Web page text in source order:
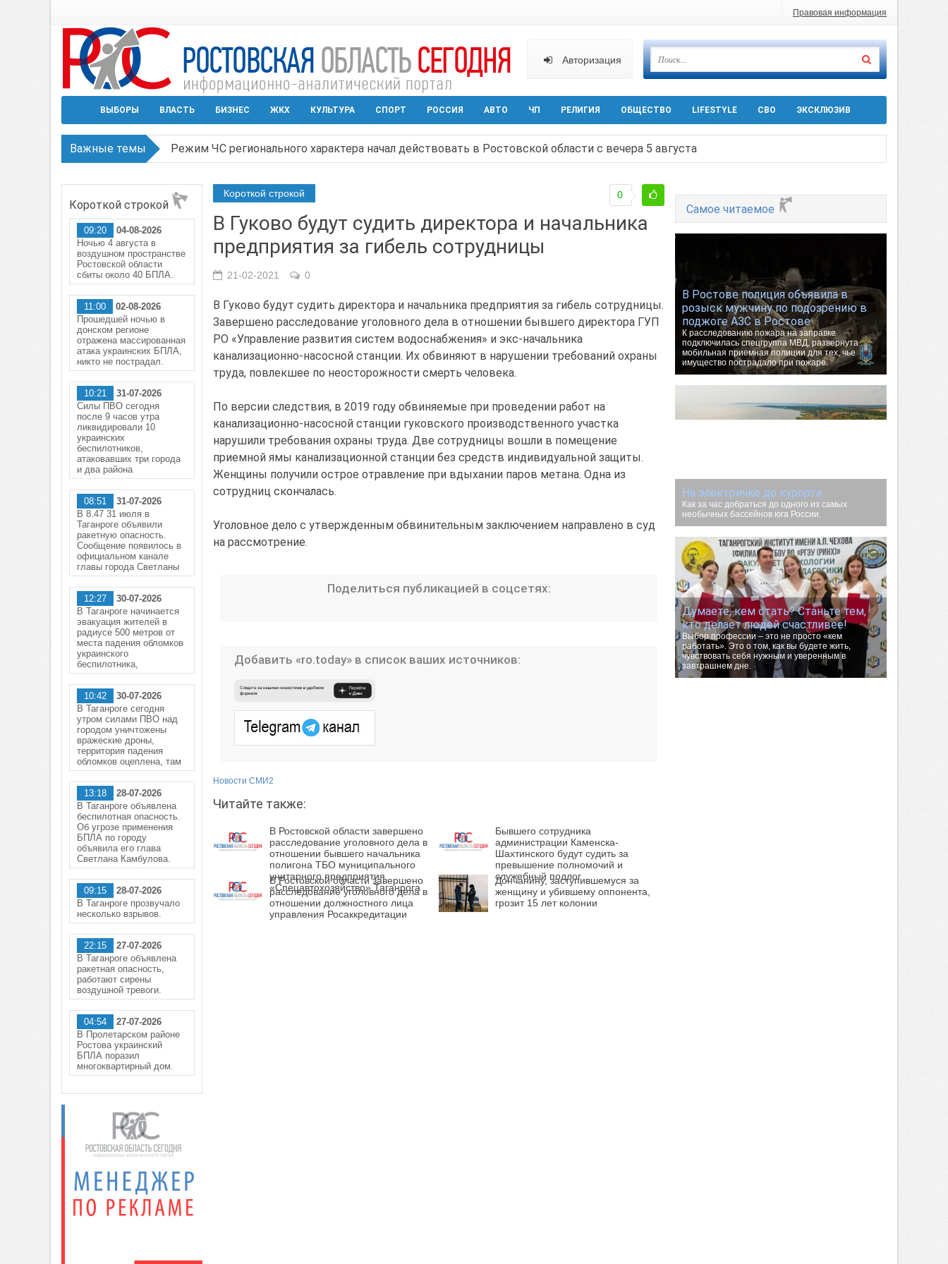
Правовая информация
Авторизация
ВЫБОРЫ ВЛАСТЬ БИЗНЕС ЖКХ КУЛЬТУРА СПОРТ РОССИЯ АВТО ЧП РЕЛИГИЯ ОБЩЕСТВО LIFESTYLE СВО ЭКСКЛЮЗИВ
Важные темы Режим ЧС регионального характера начал действовать в Ростовской области с вечера 5 августа
В Ростове задержан подозреваемый в ночном поджоге — сгорела АЗС и около двух десятков машин
Среди детей, ставших жертвами вражеской атаки в Геленжике, два малыша из Шахт
Около 150 беспилотников прошедшей ночью атаковали три города и семь районов Ростовской области
Короткой строкой
В Гуково будут судить директора и начальника
предприятия за гибель сотрудницы
0
21-02-2021 0
В Гуково будут судить директора и начальника предприятия за гибель сотрудницы.
Завершено расследование уголовного дела в отношении бывшего директора ГУП
РО «Управление развития систем водоснабжения» и экс-начальника
канализационно-насосной станции. Их обвиняют в нарушении требований охраны
труда, повлекшее по неосторожности смерть человека.
По версии следствия, в 2019 году обвиняемые при проведении работ на
канализационно-насосной станции гуковского производственного участка
нарушили требования охраны труда. Две сотрудницы вошли в помещение
приемной ямы канализационной станции без средств индивидуальной защиты.
Женщины получили острое отравление при вдыхании паров метана. Одна из
сотрудниц скончалась.
Уголовное дело с утвержденным обвинительным заключением направлено в суд
на рассмотрение.
Поделиться публикацией в соцсетях:
Добавить «ro.today» в список ваших источников:
Новости СМИ2
Читайте также:
В Ростовской области завершено
расследование уголовного дела в
отношении бывшего начальника
полигона ТБО муниципального
унитарного предприятия
«Спецавтохозяйство» Таганрога
Бывшего сотрудника
администрации Каменска-
Шахтинского будут судить за
превышение полномочий и
служебный подлог
В Ростовской области завершено
расследование уголовного дела в
отношении должностного лица
управления Росаккредитации
Дончанину, заступившемуся за
женщину и убившему оппонента,
грозит 15 лет колонии
Самое читаемое
В Ростове полиция объявила в
розыск мужчину по подозрению в
поджоге АЗС в Ростове
К расследованию пожара на заправке
подключилась спецгруппа МВД, развернута
мобильная приемная полиции для тех, чье
имущество пострадало при пожаре.
На электричке до курорта.
Как за час добраться до одного из самых
необычных бассейнов юга России.
Думаете, кем стать? Станьте тем,
кто делает людей счастливее!
Выбор профессии – это не просто «кем
работать». Это о том, как вы будете жить,
чувствовать себя нужным и уверенным в
завтрашнем дне.
Короткой строкой
09:20
04-08-2026
Ночью 4 августа в
воздушном пространстве
Ростовской области
сбиты около 40 БПЛА.
11:00
02-08-2026
Прошедшей ночью в
донском регионе
отражена массированная
атака украинских БПЛА,
никто не пострадал.
10:21
31-07-2026
Силы ПВО сегодня
после 9 часов утра
ликвидировали 10
украинских
беспилотников,
атаковавших три города
и два района
08:51
31-07-2026
В 8.47 31 июля в
Таганроге объявили
ракетную опасность.
Сообщение появилось в
официальном канале
главы города Светланы
12:27
30-07-2026
В Таганроге начинается
эвакуация жителей в
радиусе 500 метров от
места падения обломков
украинского
беспилотника,
10:42
30-07-2026
В Таганроге сегодня
утром силами ПВО над
городом уничтожены
вражеские дроны,
территория падения
обломков оцеплена, там
13:18
28-07-2026
В Таганроге объявлена
беспилотная опасность.
Об угрозе применения
БПЛА по городу
объявила его глава
Светлана Камбулова.
09:15
28-07-2026
В Таганроге прозвучало
несколько взрывов.
22:15
27-07-2026
В Таганроге объявлена
ракетная опасность,
работают сирены
воздушной тревоги.
04:54
27-07-2026
В Пролетарском районе
Ростова украинский
БПЛА поразил
многоквартирный дом.